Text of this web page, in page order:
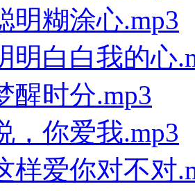
明糊涂心.mp3
明白白我的心
醒时分.mp3
，你爱我.mp3
样爱你对不对